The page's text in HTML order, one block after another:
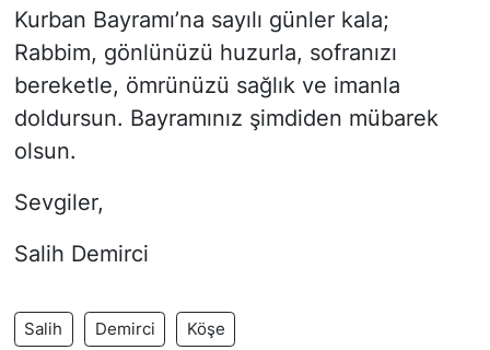
Kurban Bayramı’na sayılı günler kala;
Rabbim, gönlünüzü huzurla, sofranızı
bereketle, ömrünüzü sağlık ve imanla
doldursun. Bayramınız şimdiden mübarek
olsun.
Sevgiler,
Salih Demirci
Salih Demirci Köşe